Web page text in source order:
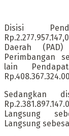
Disisi
Daerah (PAD)
Perimbangan
lain
Sedangkan
Langsung
Langsung